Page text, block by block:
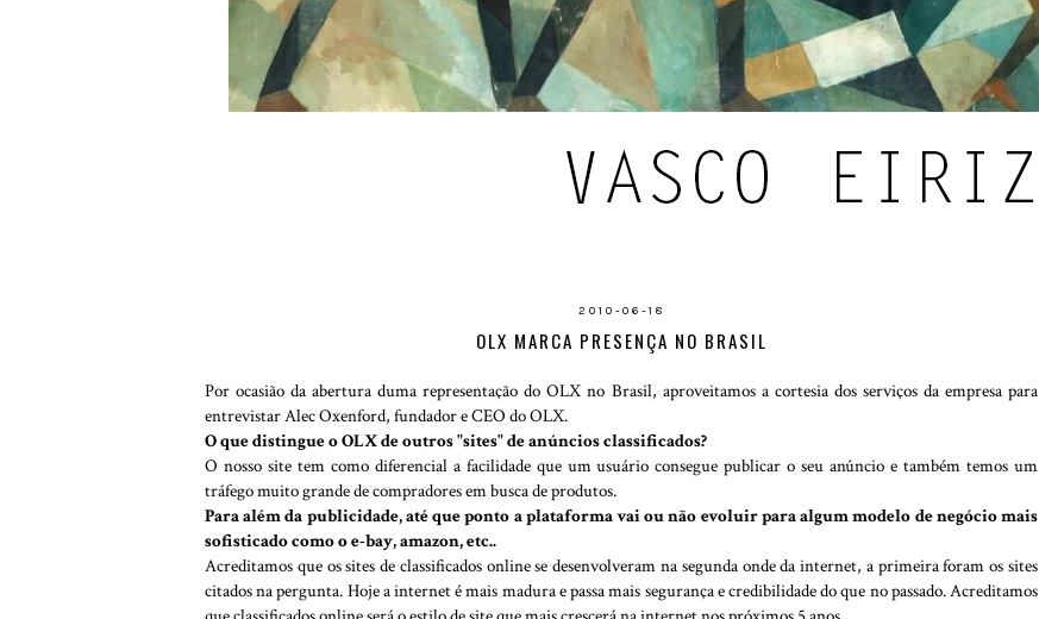
2010-06-18
OLX MARCA PRESENÇA NO BRASIL
Por ocasião da abertura duma representação do OLX no Brasil, aproveitamos a cortesia dos serviços da empresa para
entrevistar Alec Oxenford, fundador e CEO do OLX.
O que distingue o OLX de outros "sites" de anúncios classificados?
O nosso site tem como diferencial a facilidade que um usuário consegue publicar o seu anúncio e também temos um
tráfego muito grande de compradores em busca de produtos.
Para além da publicidade, até que ponto a plataforma vai ou não evoluir para algum modelo de negócio mais
sofisticado como o e-bay, amazon, etc..
Acreditamos que os sites de classificados online se desenvolveram na segunda onde da internet, a primeira foram os sites
citados na pergunta. Hoje a internet é mais madura e passa mais segurança e credibilidade do que no passado. Acreditamos